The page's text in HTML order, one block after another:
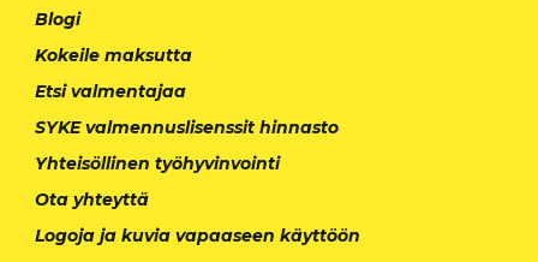
Blogi
Kokeile maksutta
Etsi valmentajaa
SYKE valmennuslisenssit hinnasto
Yhteisöllinen työhyvinvointi
Ota yhteyttä
Logoja ja kuvia vapaaseen käyttöön